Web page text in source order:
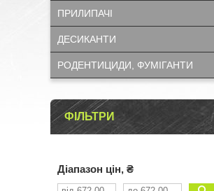
ПРИЛИПАЧІ
ДЕСИКАНТИ
РОДЕНТИЦИДИ, ФУМІГАНТИ
ФІЛЬТРИ
Діапазон цін, ₴